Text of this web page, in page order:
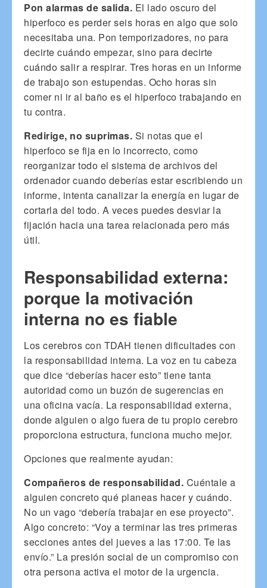
Pon alarmas de salida. El lado oscuro del
hiperfoco es perder seis horas en algo que solo
necesitaba una. Pon temporizadores, no para
decirte cuándo empezar, sino para decirte
cuándo salir a respirar. Tres horas en un informe
de trabajo son estupendas. Ocho horas sin
comer ni ir al baño es el hiperfoco trabajando en
tu contra.
Redirige, no suprimas. Si notas que el
hiperfoco se fija en lo incorrecto, como
reorganizar todo el sistema de archivos del
ordenador cuando deberías estar escribiendo un
informe, intenta canalizar la energía en lugar de
cortarla del todo. A veces puedes desviar la
fijación hacia una tarea relacionada pero más
útil.
Responsabilidad externa:
porque la motivación
interna no es fiable
Los cerebros con TDAH tienen dificultades con
la responsabilidad interna. La voz en tu cabeza
que dice “deberías hacer esto” tiene tanta
autoridad como un buzón de sugerencias en
una oficina vacía. La responsabilidad externa,
donde alguien o algo fuera de tu propio cerebro
proporciona estructura, funciona mucho mejor.
Opciones que realmente ayudan:
Compañeros de responsabilidad. Cuéntale a
alguien concreto qué planeas hacer y cuándo.
No un vago “debería trabajar en ese proyecto”.
Algo concreto: “Voy a terminar las tres primeras
secciones antes del jueves a las 17:00. Te las
envío.” La presión social de un compromiso con
otra persona activa el motor de la urgencia.